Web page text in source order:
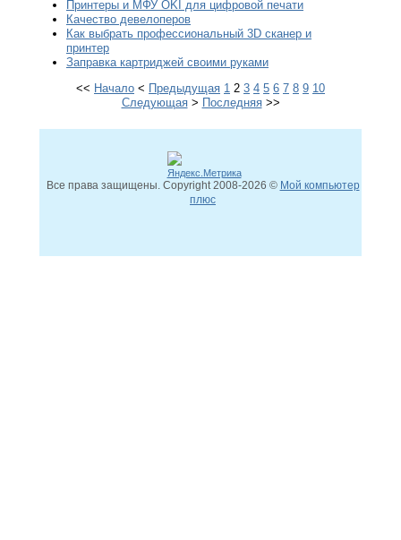
Принтеры и МФУ OKI для цифровой печати
Качество девелоперов
Как выбрать профессиональный 3D сканер и
принтер
Заправка картриджей своими руками
<< Начало < Предыдущая 1 2 3 4 5 6 7 8 9 10
Следующая> Последняя>>
Все права защищены. Copyright 2008-2026 © Мой компьютер
плюс